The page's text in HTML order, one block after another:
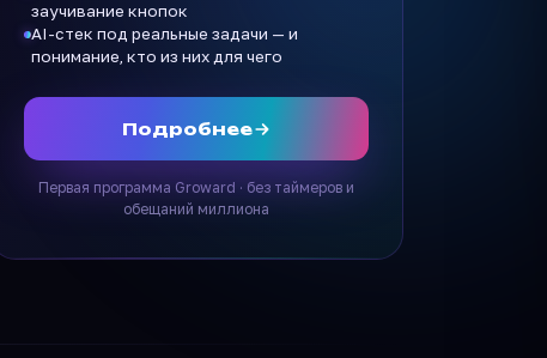
заучивание кнопок
AI-стек под реальные задачи — и
понимание, кто из них для чего
Подробнее
Первая программа Groward · без таймеров и
обещаний миллиона